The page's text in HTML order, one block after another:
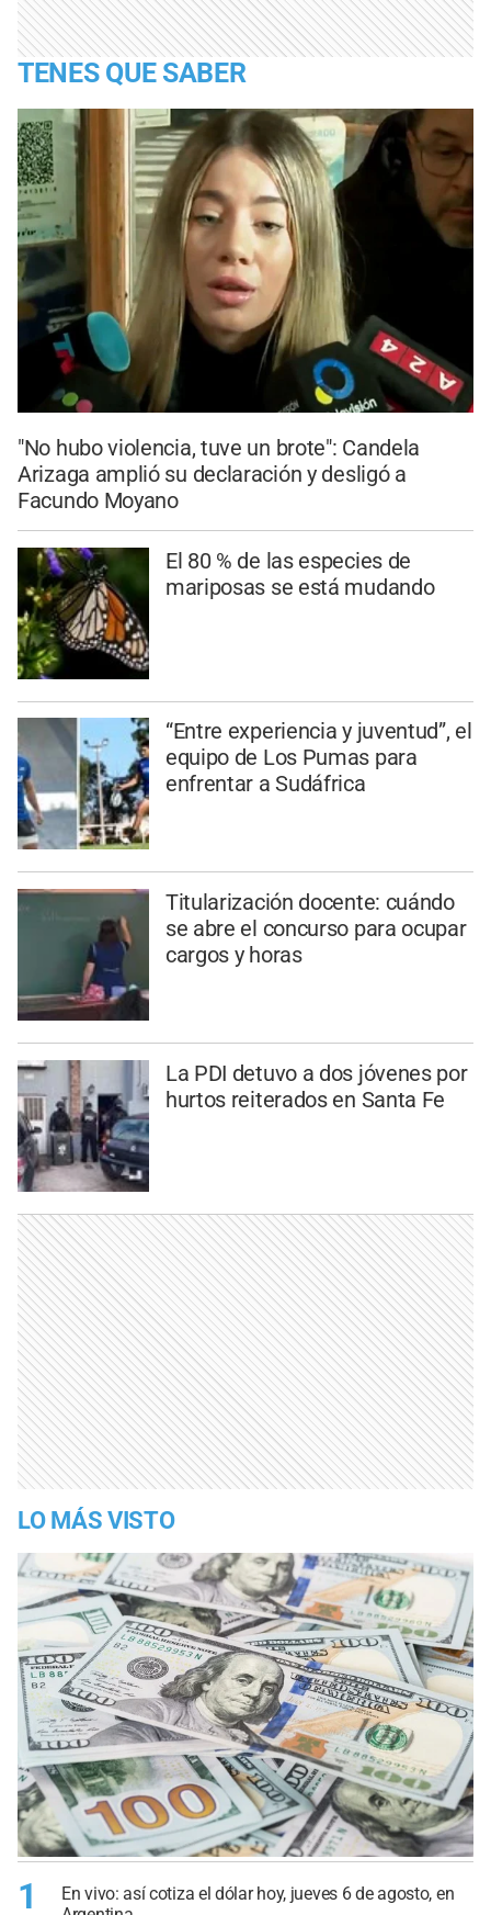
TENES QUE SABER
"No hubo violencia, tuve un brote": Candela
Arizaga amplió su declaración y desligó a
Facundo Moyano
El 80 % de las especies de
mariposas se está mudando
“Entre experiencia y juventud”, el
equipo de Los Pumas para
enfrentar a Sudáfrica
Titularización docente: cuándo
se abre el concurso para ocupar
cargos y horas
La PDI detuvo a dos jóvenes por
hurtos reiterados en Santa Fe
LO MÁS VISTO
1
En vivo: así cotiza el dólar hoy, jueves 6 de agosto, en